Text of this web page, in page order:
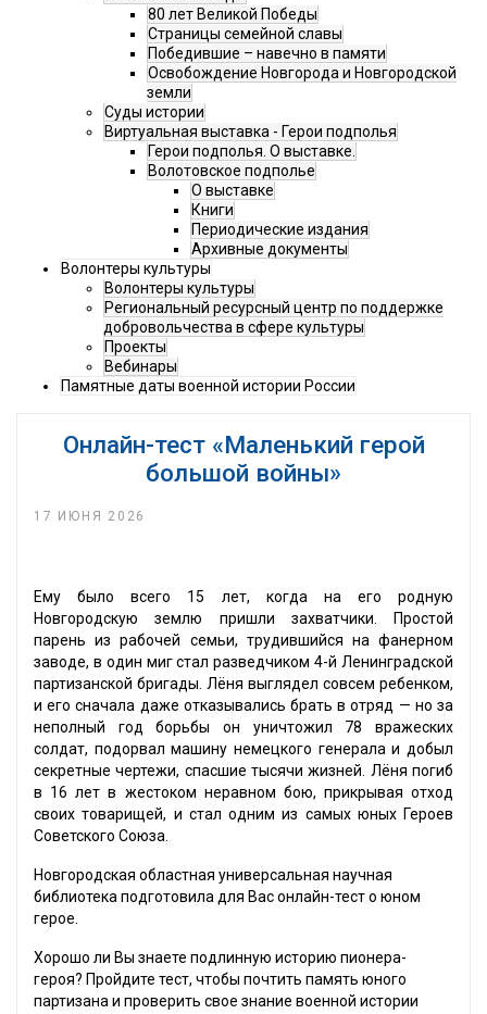
80 лет Великой Победы
Страницы семейной славы
Победившие – навечно в памяти
Освобождение Новгорода и Новгородской
земли
Суды истории
Виртуальная выставка - Герои подполья
Герои подполья. О выставке.
Волотовское подполье
О выставке
Книги
Периодические издания
Архивные документы
Волонтеры культуры
Волонтеры культуры
Региональный ресурсный центр по поддержке
добровольчества в сфере культуры
Проекты
Вебинары
Памятные даты военной истории России
Онлайн-тест «Маленький герой
большой войны»
17 ИЮНЯ 2026
Ему было всего 15 лет, когда на его родную
Новгородскую землю пришли захватчики. Простой
парень из рабочей семьи, трудившийся на фанерном
заводе, в один миг стал разведчиком 4-й Ленинградской
партизанской бригады. Лёня выглядел совсем ребенком,
и его сначала даже отказывались брать в отряд — но за
неполный год борьбы он уничтожил 78 вражеских
солдат, подорвал машину немецкого генерала и добыл
секретные чертежи, спасшие тысячи жизней. Лёня погиб
в 16 лет в жестоком неравном бою, прикрывая отход
своих товарищей, и стал одним из самых юных Героев
Советского Союза.
Новгородская областная универсальная научная
библиотека подготовила для Вас онлайн-тест о юном
герое.
Хорошо ли Вы знаете подлинную историю пионера-
героя? Пройдите тест, чтобы почтить память юного
партизана и проверить свое знание военной истории